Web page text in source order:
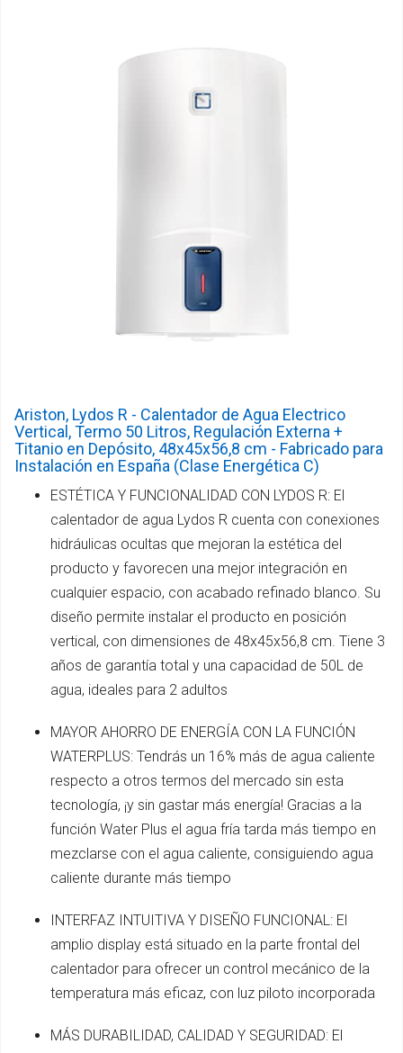
Ariston, Lydos R - Calentador de Agua Electrico
Vertical, Termo 50 Litros, Regulación Externa +
Titanio en Depósito, 48x45x56,8 cm - Fabricado para
Instalación en España (Clase Energética C)
ESTÉTICA Y FUNCIONALIDAD CON LYDOS R: El
calentador de agua Lydos R cuenta con conexiones
hidráulicas ocultas que mejoran la estética del
producto y favorecen una mejor integración en
cualquier espacio, con acabado refinado blanco. Su
diseño permite instalar el producto en posición
vertical, con dimensiones de 48x45x56,8 cm. Tiene 3
años de garantía total y una capacidad de 50L de
agua, ideales para 2 adultos
MAYOR AHORRO DE ENERGÍA CON LA FUNCIÓN
WATERPLUS: Tendrás un 16% más de agua caliente
respecto a otros termos del mercado sin esta
tecnología, ¡y sin gastar más energía! Gracias a la
función Water Plus el agua fría tarda más tiempo en
mezclarse con el agua caliente, consiguiendo agua
caliente durante más tiempo
INTERFAZ INTUITIVA Y DISEÑO FUNCIONAL: El
amplio display está situado en la parte frontal del
calentador para ofrecer un control mecánico de la
temperatura más eficaz, con luz piloto incorporada
MÁS DURABILIDAD, CALIDAD Y SEGURIDAD: El